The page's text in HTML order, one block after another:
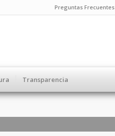
Preguntas Frecuentes
Transparencia